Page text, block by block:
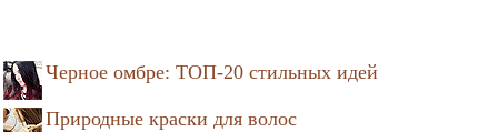
Черное омбре: ТОП-20 стильных идей
Природные краски для волос